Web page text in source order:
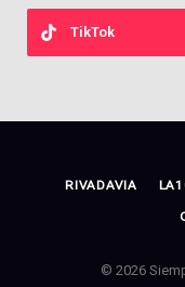
TikTok
RIVADAVIA
© 2026